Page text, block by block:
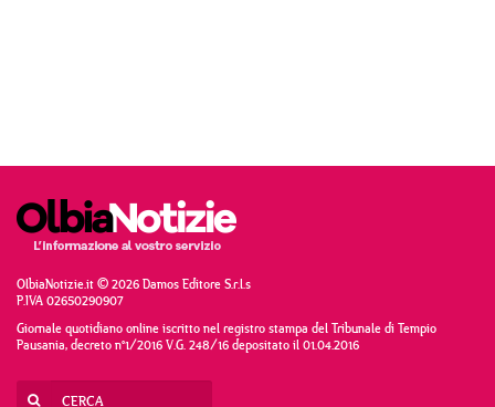
OlbiaNotizie.it © 2026 Damos Editore S.r.l.s
P.IVA 02650290907
Giornale quotidiano online iscritto nel registro stampa del Tribunale di Tempio
Pausania, decreto n°1/2016 V.G. 248/16 depositato il 01.04.2016